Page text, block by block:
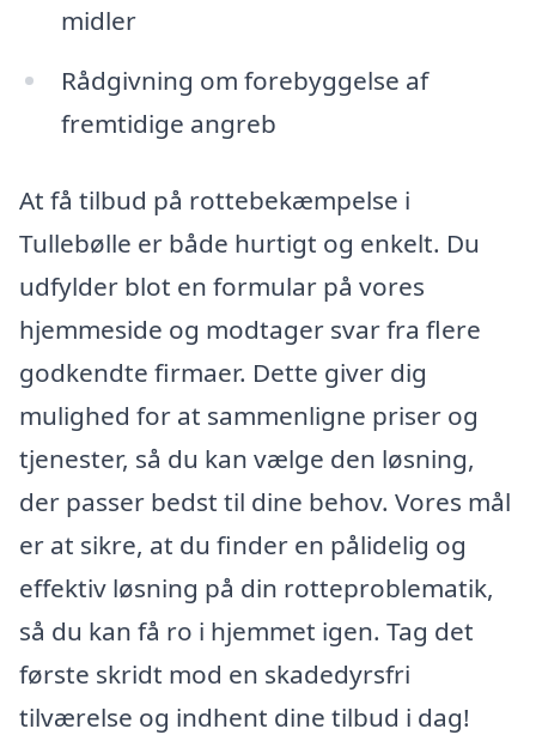
midler
Rådgivning om forebyggelse af
fremtidige angreb
At få tilbud på rottebekæmpelse i
Tullebølle er både hurtigt og enkelt. Du
udfylder blot en formular på vores
hjemmeside og modtager svar fra flere
godkendte firmaer. Dette giver dig
mulighed for at sammenligne priser og
tjenester, så du kan vælge den løsning,
der passer bedst til dine behov. Vores mål
er at sikre, at du finder en pålidelig og
effektiv løsning på din rotteproblematik,
så du kan få ro i hjemmet igen. Tag det
første skridt mod en skadedyrsfri
tilværelse og indhent dine tilbud i dag!